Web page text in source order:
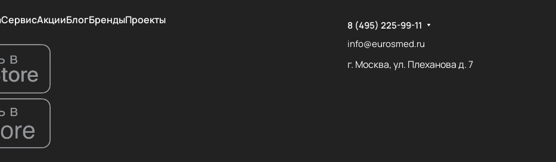
СервисАкцииБлогБрендыПроекты
8 (495) 225-99-11
info@eurosmed.ru
г. Москва, ул. Плеханова д. 7